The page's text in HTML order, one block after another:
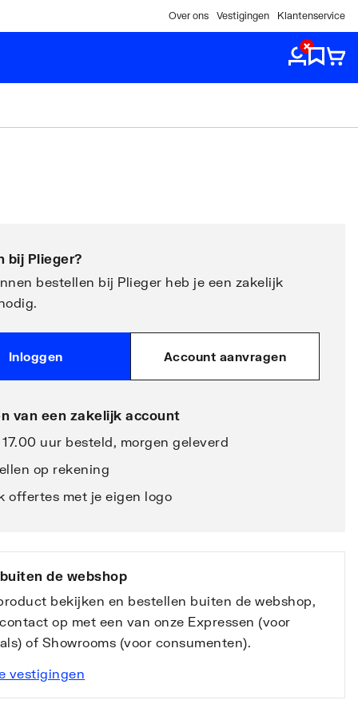
Over ons Vestigingen Klantenservice
bij Plieger?
bestellen bij Plieger heb je een zakelijk
Inloggen Account aanvragen
van een zakelijk account
17.00 uur besteld, morgen geleverd
op rekening
offertes met je eigen logo
de webshop
bekijken en bestellen buiten de webshop,
op met een van onze Expressen (voor
of Showrooms (voor consumenten).
vestigingen